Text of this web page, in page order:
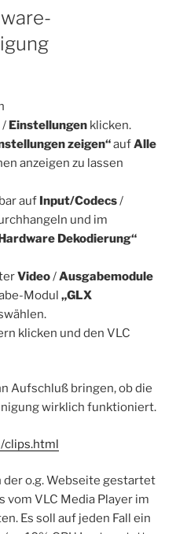
/ Einstellungen klicken.
zeigen“aufAlle
anzeigen zu lassen
auf Input/Codecs/
und im
Dekodierung“
Video/Ausgabemodule
Modul „GLX
klicken und den VLC
Aufschluß bringen, ob die
wirklich funktioniert.
clips.html
der o.g. Webseite gestartet
vom VLC Media Player im
Es soll auf jeden Fall ein